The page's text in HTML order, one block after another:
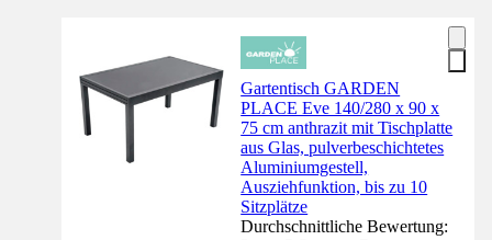
Gartentisch GARDEN
PLACE Eve 140/280 x 90 x
75 cm anthrazit mit Tischplatte
aus Glas, pulverbeschichtetes
Aluminiumgestell,
Ausziehfunktion, bis zu 10
Sitzplätze
Durchschnittliche Bewertung: